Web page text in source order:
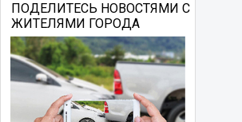
ПОДЕЛИТЕСЬ НОВОСТЯМИ С
ЖИТЕЛЯМИ ГОРОДА